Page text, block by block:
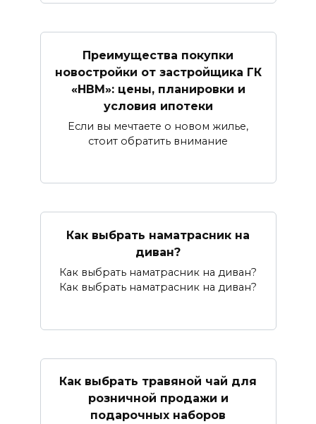
Преимущества покупки
новостройки от застройщика ГК
«НВМ»: цены, планировки и
условия ипотеки
Если вы мечтаете о новом жилье,
стоит обратить внимание
Как выбрать наматрасник на
диван?
Как выбрать наматрасник на диван?
Как выбрать наматрасник на диван?
Как выбрать травяной чай для
розничной продажи и
подарочных наборов